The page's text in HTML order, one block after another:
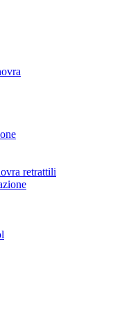
retrattili